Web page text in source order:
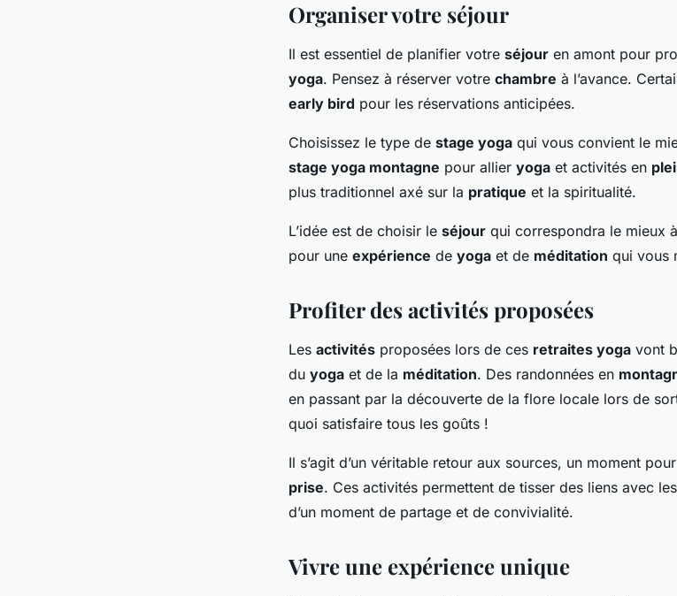
Organiser votre séjour
Il est essentiel de planifier votre séjour en amont pour
yoga. Pensez à réserver votre chambre à l’avance.
early bird pour les réservations anticipées.
Choisissez le type de stage yoga qui vous convient le
stage yoga montagne pour allier yoga et activités en
plus traditionnel axé sur la pratique et la spiritualité.
L’idée est de choisir le séjour qui correspondra le mieux
pour une expérience de yoga et de méditation qui vous
Profiter des activités proposées
Les activités proposées lors de ces retraites yoga vont
du yoga et de la méditation. Des randonnées en
en passant par la découverte de la flore locale lors de
quoi satisfaire tous les goûts !
Il s’agit d’un véritable retour aux sources, un moment
prise. Ces activités permettent de tisser des liens avec
d’un moment de partage et de convivialité.
Vivre une expérience unique